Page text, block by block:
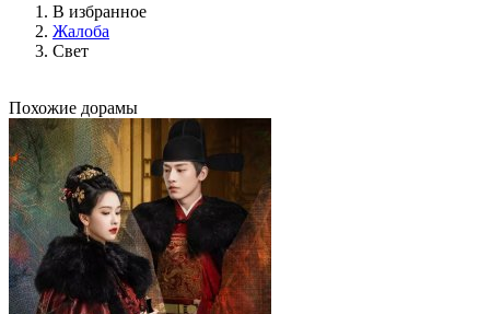
В избранное
Жалоба
Свет
Похожие дорамы